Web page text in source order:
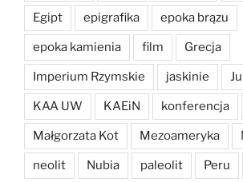
Egipt epigrafika epoka brązu
epoka kamienia film Grecja
Imperium Rzymskie jaskinie
KAA UW KAEiN konferencja
Małgorzata Kot Mezoameryka
neolit Nubia paleolit Peru